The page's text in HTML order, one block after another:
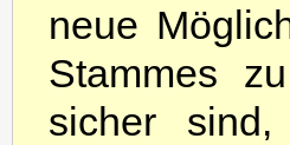
neue
Stammes
sicher